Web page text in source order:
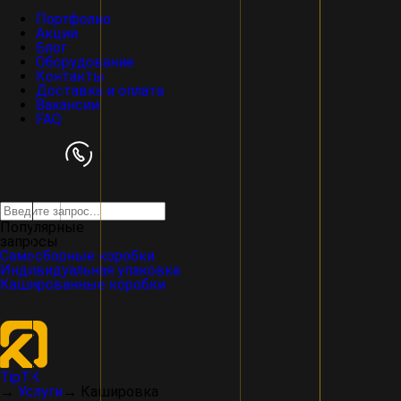
Портфолио
Акции
Блог
Оборудование
Контакты
Доставка и оплата
Вакансии
FAQ
Самосборные коробки
Индивидуальная упаковка
Кашированные коробки
TipTK
Услуги